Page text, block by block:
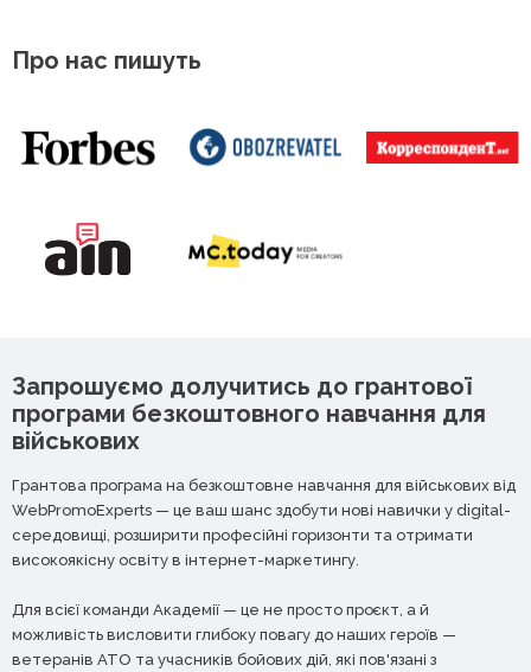
Про нас пишуть
Запрошуємо долучитись до грантової
програми безкоштовного навчання для
військових
Грантова програма на безкоштовне навчання для військових від
WebPromoExperts — це ваш шанс здобути нові навички у digital-
середовищі, розширити професійні горизонти та отримати
високоякісну освіту в інтернет-маркетингу.
Для всієї команди Академії — це не просто проєкт, а й
можливість висловити глибоку повагу до наших героїв —
ветеранів АТО та учасників бойових дій, які пов'язані з